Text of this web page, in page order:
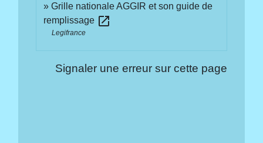
Grille nationale AGGIR et son guide de
remplissage open_in_new
Legifrance
Signaler une erreur sur cette page